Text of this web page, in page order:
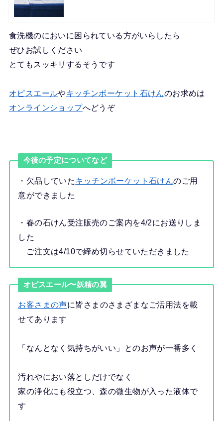
食洗機のにおいに困られている方がいらしたら
ぜひお試しください
とてもスッキリするそうです
オピスエールやキッチンボーケット石けんのお求めは
オンラインショップへどうぞ
今後の予定についてなど
・欠品していたキッチンボーケット石けんのご用
意ができました
・春の石けん受注販売のご案内を4/2にお送りしま
した
ご注文は4/10で締め切らせていただきました
オピスエール〜妖精の翼
お客さまの声に皆さまのさまざまなご活用法を載
せてあります
「なんとなく気持ちがいい」とのお声が一番多く
汚れやにおい落としだけでなく
家の浄化にも役立つ、森の微生物が入った液体で
す